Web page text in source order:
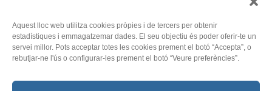
Aquest lloc web utilitza cookies pròpies i de tercers per obtenir
estadístiques i emmagatzemar dades. El seu objectiu és poder oferir-te un
servei millor. Pots acceptar totes les cookies prement el botó “Accepta”, o
rebutjar-ne l'ús o configurar-les prement el botó “Veure preferències”.
Accepto
l'Informació legal
93 505 86 86
hola@acocat.org